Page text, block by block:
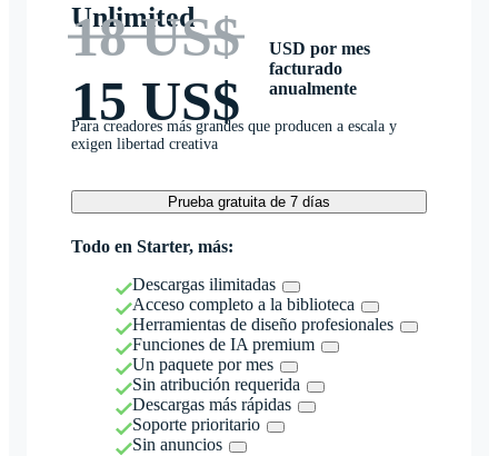
Unlimited
18 US$
15 US$
USD por mes
facturado
anualmente
Para creadores más grandes que producen a escala y
exigen libertad creativa
Prueba gratuita de 7 días
Todo en Starter, más:
Descargas ilimitadas
Acceso completo a la biblioteca
Herramientas de diseño profesionales
Funciones de IA premium
Un paquete por mes
Sin atribución requerida
Descargas más rápidas
Soporte prioritario
Sin anuncios